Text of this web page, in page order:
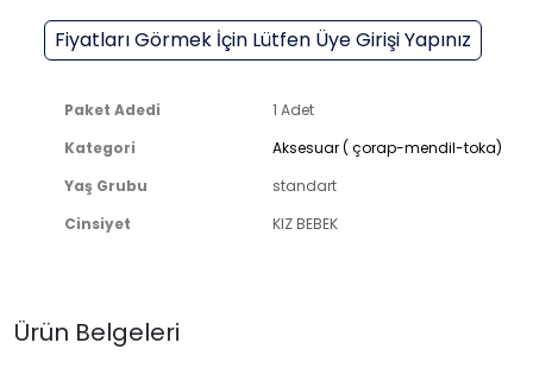
Fiyatları Görmek İçin Lütfen Üye Girişi Yapınız
Paket Adedi
1 Adet
Kategori
Aksesuar ( çorap-mendil-toka)
Yaş Grubu
standart
Cinsiyet
KIZ BEBEK
Ürün Belgeleri